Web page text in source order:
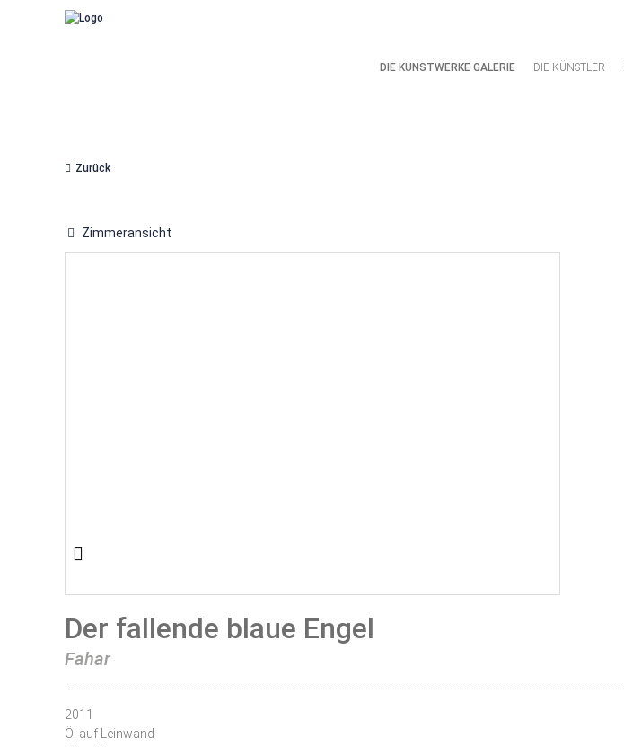
DIE KUNSTWERKE GALERIE DIE KÜNSTLER
Zurück
Zimmeransicht
Der fallende blaue Engel
Fahar
2011
Öl auf Leinwand